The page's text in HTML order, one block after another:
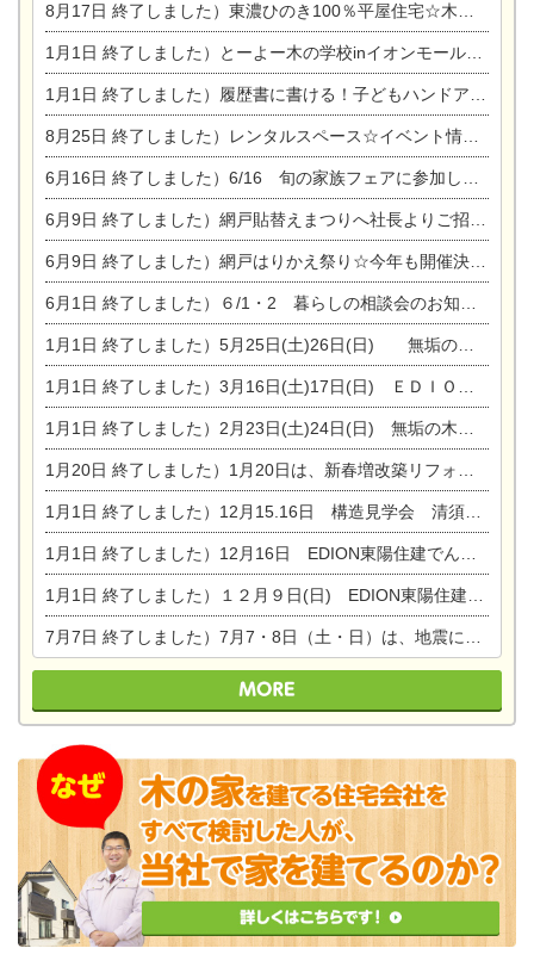
8月17日 終了しました）東濃ひのき100％平屋住宅☆木の家完成見学会
1月1日 終了しました）とーよー木の学校inイオンモール木曽川
1月1日 終了しました）履歴書に書ける！子どもハンドアロマ講座☆
8月25日 終了しました）レンタルスペース☆イベント情報☆チャイルドアロマセラピスト
6月16日 終了しました）6/16 旬の家族フェアに参加します☆
6月9日 終了しました）網戸貼替えまつりへ社長よりご招待です♪
6月9日 終了しました）網戸はりかえ祭り☆今年も開催決定！
6月1日 終了しました）６/1・2 暮らしの相談会のお知らせ
1月1日 終了しました）5月25日(土)26日(日) 無垢の木の家体感見学会開催☆
1月1日 終了しました）3月16日(土)17日(日) ＥＤＩＯＮ東陽住建でんき館 総決算まつり
1月1日 終了しました）2月23日(土)24日(日) 無垢の木の家 完成見学会
1月20日 終了しました）1月20日は、新春増改築リフォームまつり＆家の修理祭り＆家電まつりです。
1月1日 終了しました）12月15.16日 構造見学会 清須市西枇杷島町弁天
1月1日 終了しました）12月16日 EDION東陽住建でんき OPEN第二弾イベント！！
1月1日 終了しました）１２月９日(日) EDION東陽住建でんき館プレＯＰＥＮ！＆家の修理まつり
7月7日 終了しました）7月7・8日（土・日）は、地震に強くて安心！暮らしを楽しむ東濃ひのきの平屋の家体験見学会を開催します。ぜひお越しください。